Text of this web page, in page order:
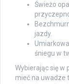
Świeżo
jazdy.
śniegu w
Wybierając się w
mieć na uwadze